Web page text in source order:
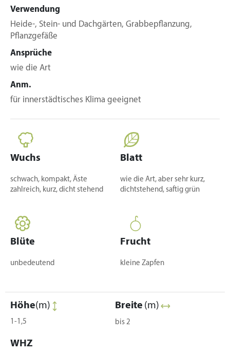
Verwendung
Heide-, Stein- und Dachgärten, Grabbepflanzung,
Pflanzgefäße
Ansprüche
wie die Art
Anm.
für innerstädtisches Klima geeignet
Wuchs
schwach, kompakt, Äste
zahlreich, kurz, dicht stehend
Blatt
wie die Art, aber sehr kurz,
dichtstehend, saftig grün
Blüte
unbedeutend
Frucht
kleine Zapfen
Höhe(m)
1-1,5
Breite (m)
bis 2
WHZ